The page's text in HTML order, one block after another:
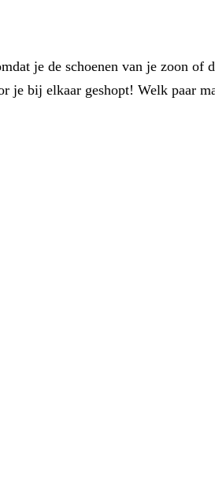
je de schoenen van je zoon of
je bij elkaar geshopt! Welk paar